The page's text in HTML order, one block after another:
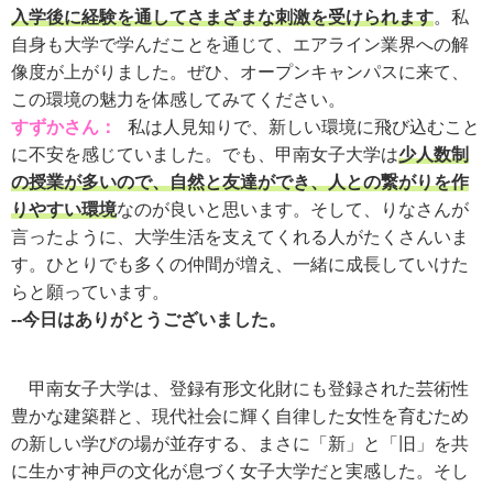
入学後に経験を通してさまざまな刺激を受けられます。私
自身も大学で学んだことを通じて、エアライン業界への解
像度が上がりました。ぜひ、オープンキャンパスに来て、
この環境の魅力を体感してみてください。
すずかさん：
私は人見知りで、新しい環境に飛び込むこと
に不安を感じていました。でも、甲南女子大学は少人数制
の授業が多いので、自然と友達ができ、人との繋がりを作
りやすい環境なのが良いと思います。そして、りなさんが
言ったように、大学生活を支えてくれる人がたくさんいま
す。ひとりでも多くの仲間が増え、一緒に成長していけた
らと願っています。
--今日はありがとうございました。
甲南女子大学は、登録有形文化財にも登録された芸術性
豊かな建築群と、現代社会に輝く自律した女性を育むため
の新しい学びの場が並存する、まさに「新」と「旧」を共
に生かす神戸の文化が息づく女子大学だと実感した。そし